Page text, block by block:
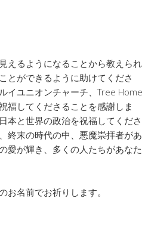
えるようになることから教えられ
とができるように助けてくださ
イユニオンチャーチ、Tree Home
福してくださることを感謝しま
本と世界の政治を祝福してくださ
終末の時代の中、悪魔崇拝者があ
愛が輝き、多くの人たちがあなた
名前でお祈りします。